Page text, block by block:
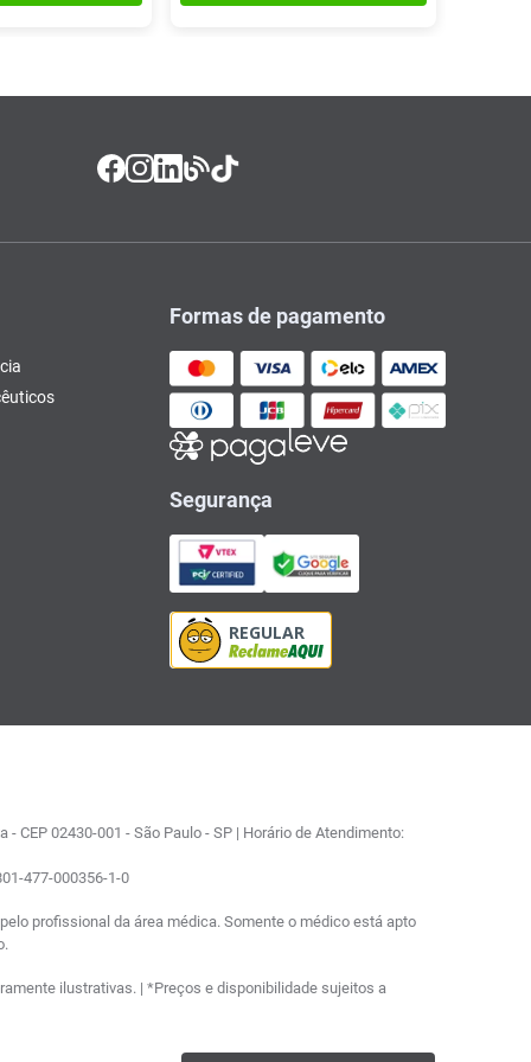
Formas de pagamento
Segurança
CEP 02430-001 - São Paulo - SP | Horário de Atendimento:
477-000356-1-0
profissional da área médica. Somente o médico está apto
ilustrativas. | *Preços e disponibilidade sujeitos a